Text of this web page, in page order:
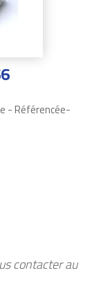
- Référencée-
contacter au